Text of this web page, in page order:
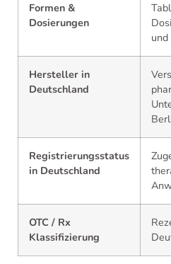
Formen &
Dosierungen
Hersteller in
Deutschland
Registrierungsstatus
in Deutschland
OTC / Rx
Klassifizierung